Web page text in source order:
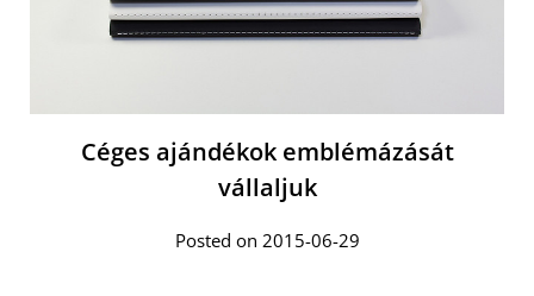
Céges ajándékok emblémázását
vállaljuk
Posted on 2015-06-29